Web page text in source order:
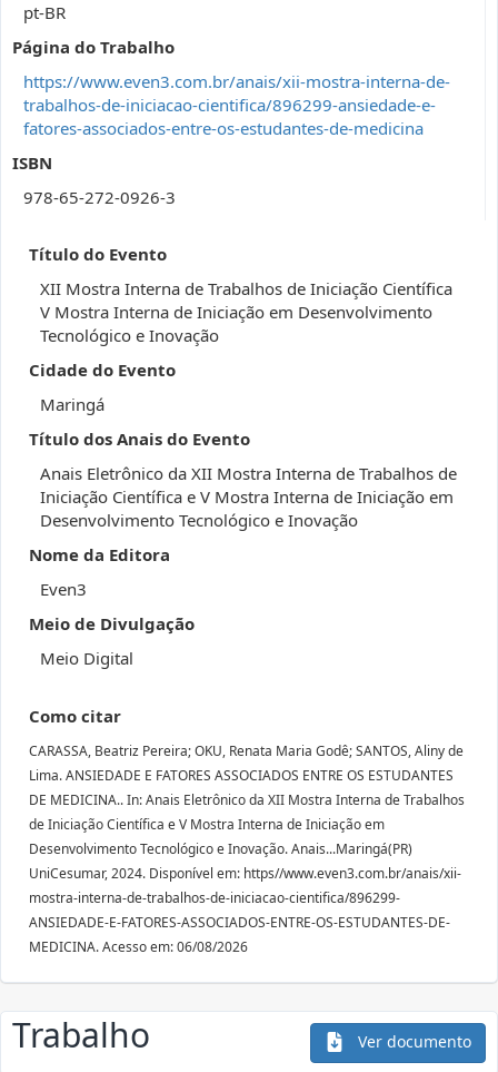
pt-BR
Página do Trabalho
https://www.even3.com.br/anais/xii-mostra-interna-de-
trabalhos-de-iniciacao-cientifica/896299-ansiedade-e-
fatores-associados-entre-os-estudantes-de-medicina
ISBN
978-65-272-0926-3
Título do Evento
XII Mostra Interna de Trabalhos de Iniciação Científica
V Mostra Interna de Iniciação em Desenvolvimento
Tecnológico e Inovação
Cidade do Evento
Maringá
Título dos Anais do Evento
Anais Eletrônico da XII Mostra Interna de Trabalhos de
Iniciação Científica e V Mostra Interna de Iniciação em
Desenvolvimento Tecnológico e Inovação
Nome da Editora
Even3
Meio de Divulgação
Meio Digital
Como citar
CARASSA, Beatriz Pereira; OKU, Renata Maria Godê; SANTOS, Aliny de
Lima. ANSIEDADE E FATORES ASSOCIADOS ENTRE OS ESTUDANTES
DE MEDICINA.. In: Anais Eletrônico da XII Mostra Interna de Trabalhos
de Iniciação Científica e V Mostra Interna de Iniciação em
Desenvolvimento Tecnológico e Inovação. Anais...Maringá(PR)
UniCesumar, 2024. Disponível em: https//www.even3.com.br/anais/xii-
mostra-interna-de-trabalhos-de-iniciacao-cientifica/896299-
ANSIEDADE-E-FATORES-ASSOCIADOS-ENTRE-OS-ESTUDANTES-DE-
MEDICINA. Acesso em: 06/08/2026
Trabalho Ver documento